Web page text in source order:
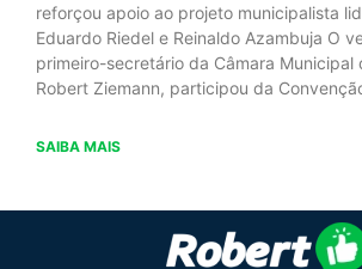
reforçou apoio ao projeto municipalista
Eduardo Riedel e Reinaldo Azambuja O
primeiro-secretário da Câmara Municipal
Robert Ziemann, participou da
SAIBA MAIS